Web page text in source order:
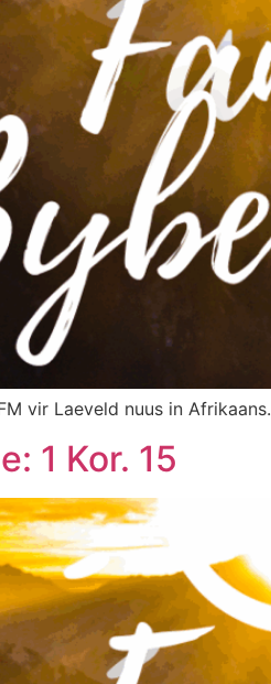
vir Laeveld nuus in Afrikaans.
1 Kor. 15